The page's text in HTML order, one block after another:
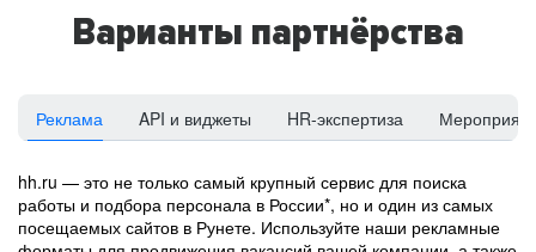
Варианты партнёрства
Реклама API и виджеты HR-экспертиза
hh.ru — это не только самый крупный сервис для поиска
работы и подбора персонала в России*, но и один из самых
посещаемых сайтов в Рунете. Используйте наши рекламные